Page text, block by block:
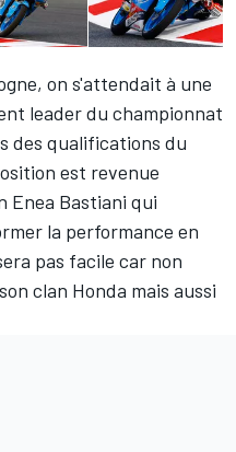
, on s'attendait à une
leader du championnat
des qualifications du
est revenue
Enea Bastiani qui
la performance en
pas facile car non
clan Honda mais aussi